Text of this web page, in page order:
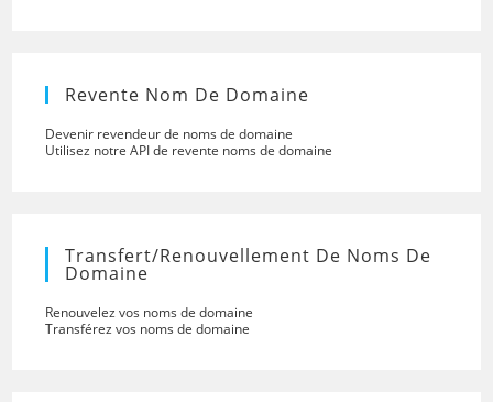
Revente Nom De Domaine
Devenir revendeur de noms de domaine
Utilisez notre API de revente noms de domaine
Transfert/renouvellement De Noms De
Domaine
Renouvelez vos noms de domaine
Transférez vos noms de domaine